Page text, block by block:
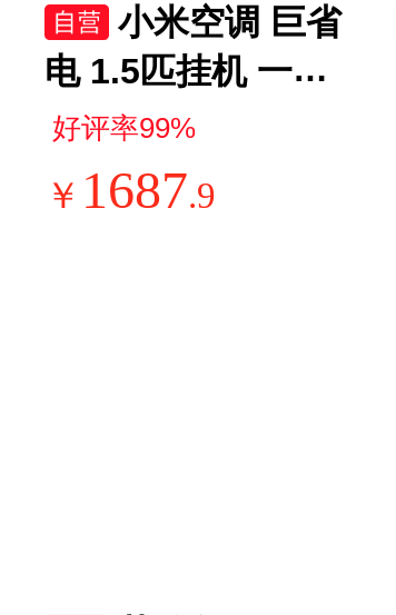
￥ 1687.9
小米空调 巨省
电 1.5匹挂机 一级
能效 外机单排铜管
KFR-35GW/N1A1
【整机十年免费包
好评率99%